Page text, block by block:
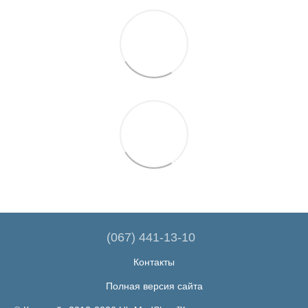
(067) 441-13-10
Контакты
Полная версия сайта